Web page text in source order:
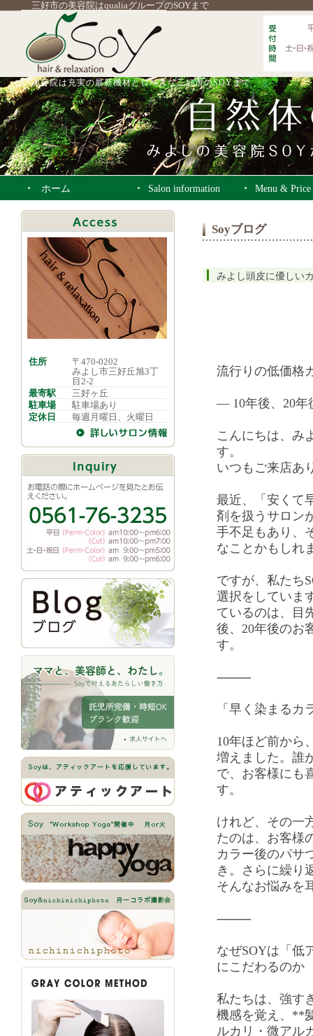
三好市の美容院はqualiaグループのSOYまで
美容院は充実の最新機材とロハスな三好市のSOYまで
ホーム Salon information Menu & Price
Soyブログ
みよし頭皮に優しい
流行りの低価格
— 10年後、20年
こんにちは、み
す。
いつもご来店あ
最近、「安くて
剤を扱うサロン
手不足もあり、
なことかもしれ
ですが、私たち
選択をしていま
ているのは、目
後、20年後のお
す。
⸻
「早く染まる
10年ほど前から
増えました。誰
で、お客様にも
す。
けれど、その一
たのは、お客様
カラー後のパサ
き。さらに繰り
そんなお悩みを
⸻
なぜSOYは「低
にこだわるのか
私たちは、強す
機感を覚え、**
ルカリ・微アル
住所
〒470-0202
みよし市三好丘旭3丁
目2-2
最寄駅
三好ヶ丘
駐車場
駐車場あり
定休日
毎週月曜日、火曜日